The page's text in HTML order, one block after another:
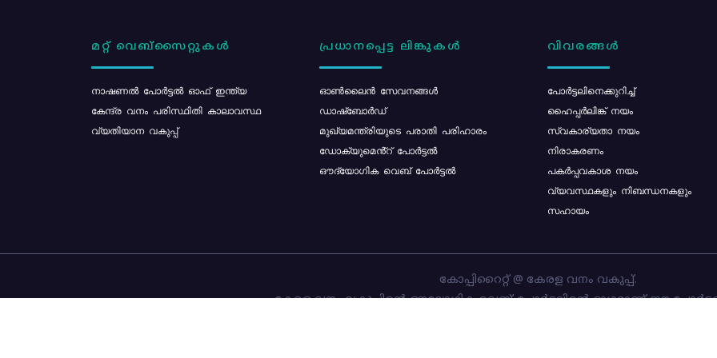
മറ്റ് വെബ്സൈറ്റുകൾ
നാഷണൽ പോർട്ടൽ ഓഫ് ഇന്ത്യ
കേന്ദ്ര വനം പരിസ്ഥിതി കാലാവസ്ഥ
വ്യതിയാന വകുപ്പ്
പ്രധാനപ്പെട്ട ലിങ്കുകൾ
ഓൺലൈൻ സേവനങ്ങൾ
ഡാഷ്ബോർഡ്
മുഖ്യമന്ത്രിയുടെ പരാതി പരിഹാരം
ഡോക്യുമെൻ്റ് പോർട്ടൽ
ഔദ്യോഗിക വെബ് പോർട്ടൽ
വിവരങ്ങൾ
പോര്‍ട്ടലിനെക്കുറിച്ച്
ഹൈപ്പർലിങ്ക് നയം
സ്വകാര്യതാ നയം
നിരാകരണം
പകർപ്പവകാശ നയം
വ്യവസ്ഥകളും നിബന്ധനകളും
സഹായം
കോപ്പിറൈറ്റ് @ കേരള വനം വകുപ്പ്.
കേരള വനം വകുപ്പിന്റെ ഔദ്യോഗിക വെബ്-പോർട്ടലിന്റെ ഭാഗമാണ് ഈ